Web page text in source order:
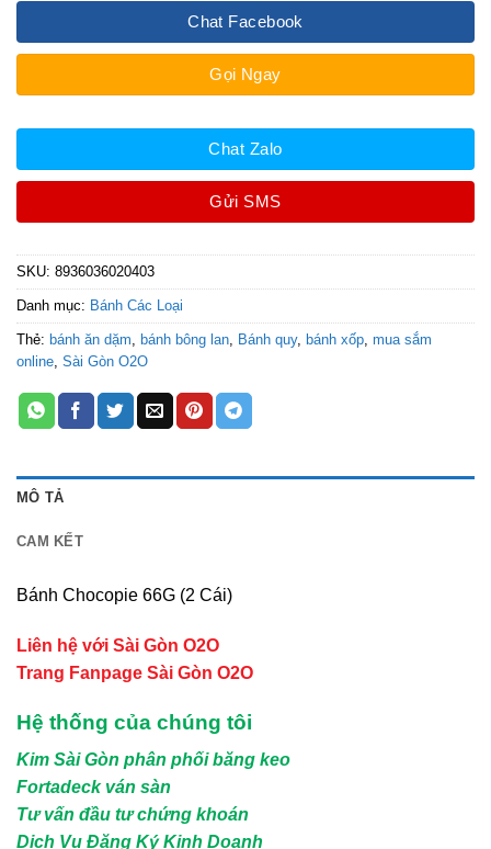
Chat Facebook
Gọi Ngay
Chat Zalo
Gửi SMS
SKU: 8936036020403
Danh mục: Bánh Các Loại
Thẻ: bánh ăn dặm, bánh bông lan, Bánh quy, bánh xốp, mua sắm
online, Sài Gòn O2O
MÔ TẢ
CAM KẾT
Bánh Chocopie 66G (2 Cái)
Liên hệ với Sài Gòn O2O
Trang Fanpage Sài Gòn O2O
Hệ thống của chúng tôi
Kim Sài Gòn phân phối băng keo
Fortadeck ván sàn
Tư vấn đầu tư chứng khoán
Dịch Vụ Đăng Ký Kinh Doanh